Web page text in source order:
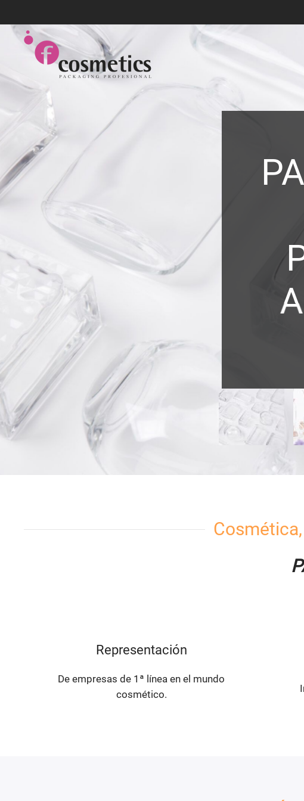
Representación
De empresas de 1ª línea en el mundo
cosmético.